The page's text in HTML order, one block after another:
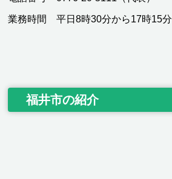
業務時間 平日8時30分から17時15分
福井市の紹介